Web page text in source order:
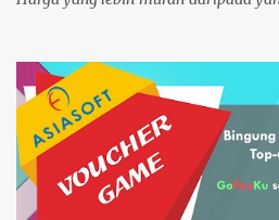
Aplikasinya https://play.google.com/
Informasi selengkapnya kunjungi di
Tutorial dan buku petunjuk kunjungi
https://www.gopayku.com/help Link
https://www.youtube.com/
IsiPulsaOnline, BeliKuota,